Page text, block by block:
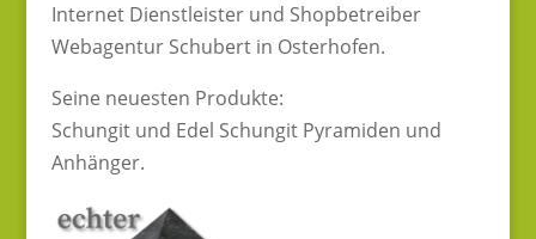
Internet Dienstleister und Shopbetreiber
Webagentur Schubert in Osterhofen.
Seine neuesten Produkte:
Schungit und Edel Schungit Pyramiden und
Anhänger.